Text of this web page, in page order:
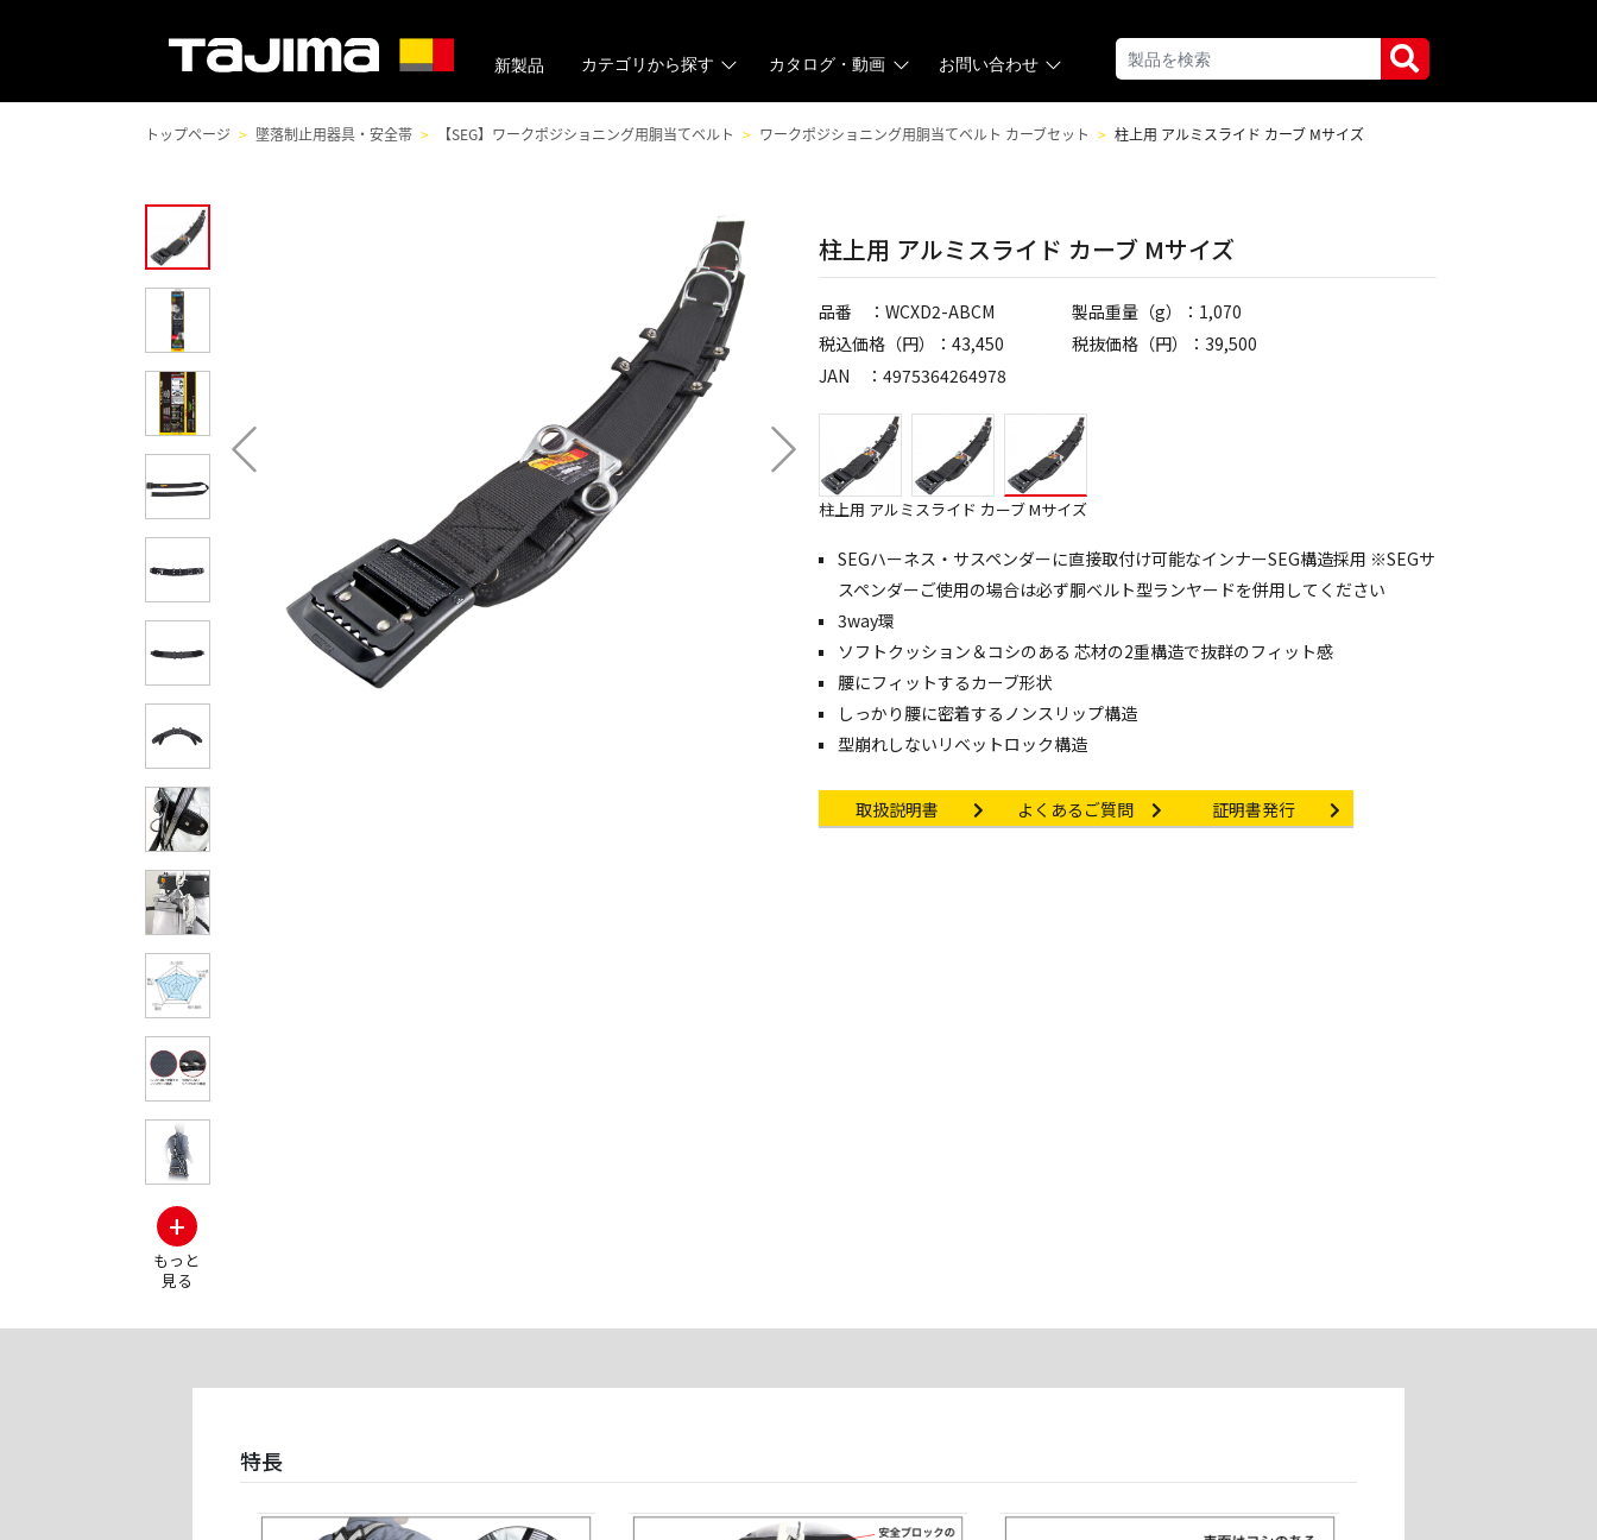
新製品 カテゴリから探す カタログ・動画 お問い合わせ
トップページ 墜落制止用器具・安全帯 【SEG】ワークポジショニング用胴当てベルト ワークポジショニング用胴当てベルト カーブセット 柱上用 アルミスライド カーブ Mサイズ
+
もっと
見る
柱上用 アルミスライド カーブ Mサイズ
品番 ：WCXD2-ABCM
製品重量（g）：1,070
税込価格（円）：43,450
税抜価格（円）：39,500
JAN ：4975364264978
柱上用 アルミスライド カーブ Mサイズ
SEGハーネス・サスペンダーに直接取付け可能なインナーSEG構造採用 ※SEGサ
スペンダーご使用の場合は必ず胴ベルト型ランヤードを併用してください
3way環
ソフトクッション＆コシのある 芯材の2重構造で抜群のフィット感
腰にフィットするカーブ形状
しっかり腰に密着するノンスリップ構造
型崩れしないリベットロック構造
Instruction manual
取扱説明書 Other link
よくあるご質問 Certificate Issuance
証明書発行
特長